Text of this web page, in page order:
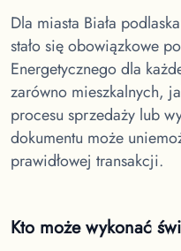
Dla miasta Biała podlaska
stało się obowiązkowe
Energetycznego dla
zarówno mieszkalnych,
procesu sprzedaży lub
dokumentu może
prawidłowej transakcji.
Kto może wykonać